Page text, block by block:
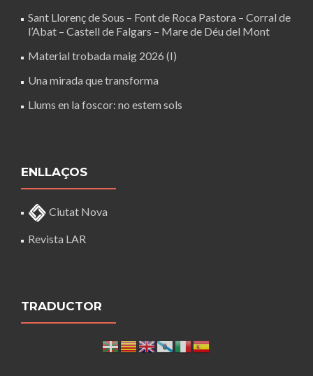
Sant Llorenç de Sous – Font de Roca Pastora – Corral de
l’Abat – Castell de Falgars – Mare de Déu del Mont
Material trobada maig 2026 (I)
Una mirada que transforma
Llums en la foscor: no estem sols
ENLLAÇOS
Ciutat Nova
Revista LAR
TRADUCTOR